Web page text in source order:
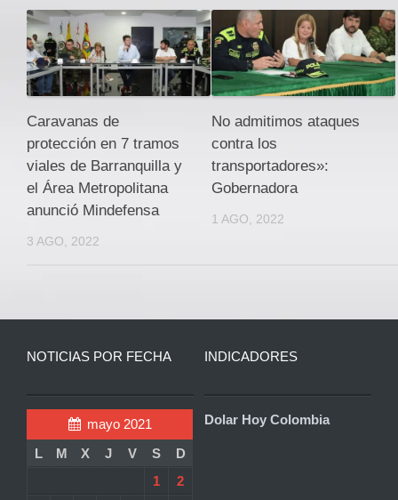
Caravanas de
protección en 7 tramos
viales de Barranquilla y
el Área Metropolitana
anunció Mindefensa
3 AGO, 2022
No admitimos ataques
contra los
transportadores»:
Gobernadora
1 AGO, 2022
NOTICIAS POR FECHA
mayo 2021
L
M X J V S
D
1
2
INDICADORES
Dolar Hoy Colombia